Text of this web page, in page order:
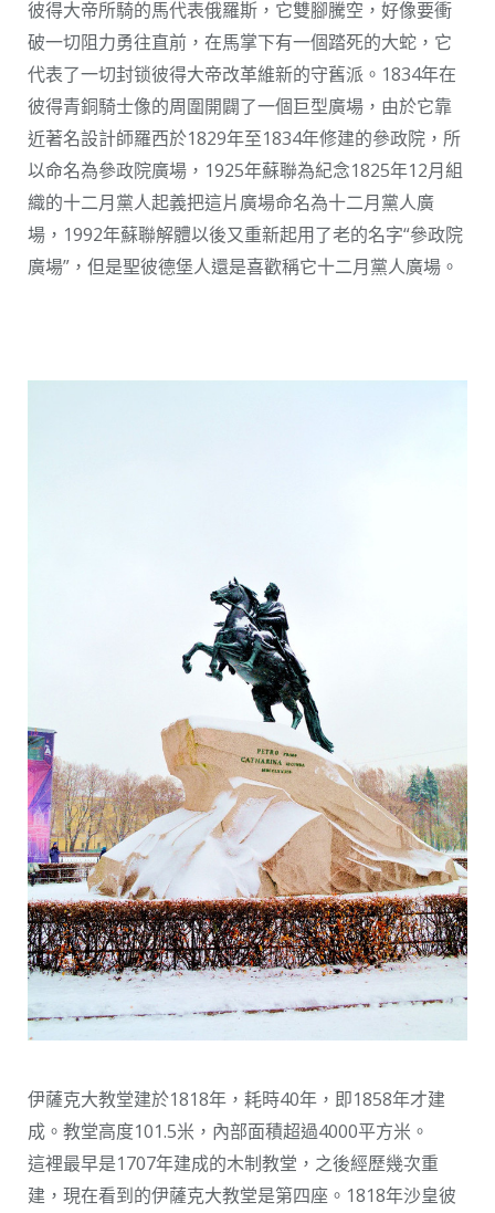
彼得大帝所騎的馬代表俄羅斯，它雙腳騰空，好像要衝
破一切阻力勇往直前，在馬掌下有一個踏死的大蛇，它
代表了一切封锁彼得大帝改革維新的守舊派。1834年在
彼得青銅騎士像的周圍開闢了一個巨型廣場，由於它靠
近著名設計師羅西於1829年至1834年修建的參政院，所
以命名為參政院廣場，1925年蘇聯為紀念1825年12月組
織的十二月黨人起義把這片廣場命名為十二月黨人廣
場，1992年蘇聯解體以後又重新起用了老的名字“參政院
廣場”，但是聖彼德堡人還是喜歡稱它十二月黨人廣場。
伊薩克大教堂建於1818年，耗時40年，即1858年才建
成。教堂高度101.5米，內部面積超過4000平方米。
這裡最早是1707年建成的木制教堂，之後經歷幾次重
建，現在看到的伊薩克大教堂是第四座。1818年沙皇彼